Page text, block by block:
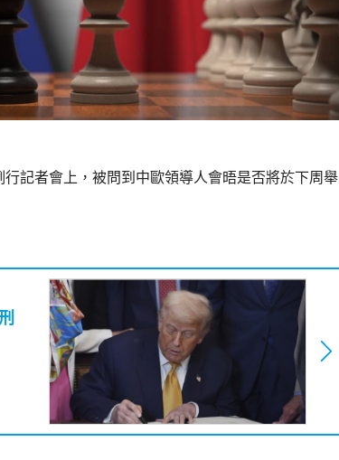
記者會上，被問到中歐領導人會晤是否將於下周舉
刑